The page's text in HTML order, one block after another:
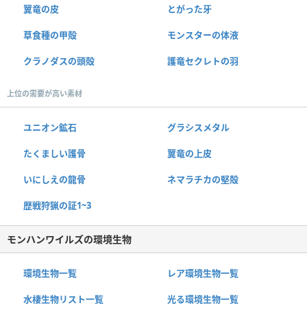
翼竜の皮 とがった牙
草食種の甲殻 モンスターの体液
クラノダスの頭殻 護竜セクレトの羽
上位の需要が高い素材
ユニオン鉱石 グラシスメタル
たくましい護骨 翼竜の上皮
いにしえの龍骨 ネマラチカの堅殻
歴戦狩猟の証1~3
モンハンワイルズの環境生物
環境生物一覧 レア環境生物一覧
水棲生物リスト一覧 光る環境生物一覧